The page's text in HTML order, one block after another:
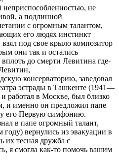
неприспособленностью, не
а подлинной
с огромным талантом,
его людях инстинкт
под свое крыло композитор
они так и остались
до смерти Левитина где-
консерваторию, заведовал
эстрады в Ташкенте (1941—
работал в Москве, был близко
и именно он предложил папе
его Первую симфонию.
в папе огромный талант,
году) вернулись из эвакуации в
их тесная дружба с
я смогла как-то помочь вашим